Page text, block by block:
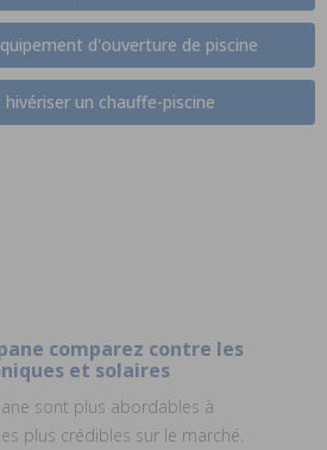
d'ouverture de piscine
un chauffe-piscine
comparez contre les
et solaires
sont plus abordables à
plus crédibles sur le marché.